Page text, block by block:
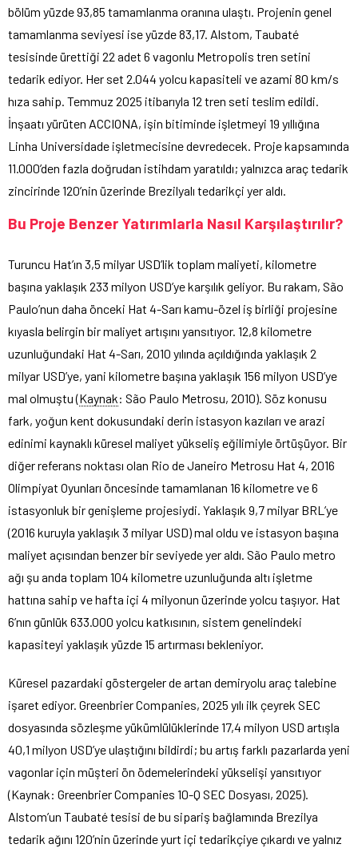
bölüm yüzde 93,85 tamamlanma oranına ulaştı. Projenin genel
tamamlanma seviyesi ise yüzde 83,17. Alstom, Taubaté
tesisinde ürettiği 22 adet 6 vagonlu Metropolis tren setini
tedarik ediyor. Her set 2.044 yolcu kapasiteli ve azami 80 km/s
hıza sahip. Temmuz 2025 itibarıyla 12 tren seti teslim edildi.
İnşaatı yürüten ACCIONA, işin bitiminde işletmeyi 19 yıllığına
Linha Universidade işletmecisine devredecek. Proje kapsamında
11.000’den fazla doğrudan istihdam yaratıldı; yalnızca araç tedarik
zincirinde 120’nin üzerinde Brezilyalı tedarikçi yer aldı.
Bu Proje Benzer Yatırımlarla Nasıl Karşılaştırılır?
Turuncu Hat’ın 3,5 milyar USD’lik toplam maliyeti, kilometre
başına yaklaşık 233 milyon USD’ye karşılık geliyor. Bu rakam, São
Paulo’nun daha önceki Hat 4-Sarı kamu-özel iş birliği projesine
kıyasla belirgin bir maliyet artışını yansıtıyor. 12,8 kilometre
uzunluğundaki Hat 4-Sarı, 2010 yılında açıldığında yaklaşık 2
milyar USD’ye, yani kilometre başına yaklaşık 156 milyon USD’ye
mal olmuştu (Kaynak: São Paulo Metrosu, 2010). Söz konusu
fark, yoğun kent dokusundaki derin istasyon kazıları ve arazi
edinimi kaynaklı küresel maliyet yükseliş eğilimiyle örtüşüyor. Bir
diğer referans noktası olan Rio de Janeiro Metrosu Hat 4, 2016
Olimpiyat Oyunları öncesinde tamamlanan 16 kilometre ve 6
istasyonluk bir genişleme projesiydi. Yaklaşık 9,7 milyar BRL’ye
(2016 kuruyla yaklaşık 3 milyar USD) mal oldu ve istasyon başına
maliyet açısından benzer bir seviyede yer aldı. São Paulo metro
ağı şu anda toplam 104 kilometre uzunluğunda altı işletme
hattına sahip ve hafta içi 4 milyonun üzerinde yolcu taşıyor. Hat
6’nın günlük 633.000 yolcu katkısının, sistem genelindeki
kapasiteyi yaklaşık yüzde 15 artırması bekleniyor.
Küresel pazardaki göstergeler de artan demiryolu araç talebine
işaret ediyor. Greenbrier Companies, 2025 yılı ilk çeyrek SEC
dosyasında sözleşme yükümlülüklerinde 17,4 milyon USD artışla
40,1 milyon USD’ye ulaştığını bildirdi; bu artış farklı pazarlarda yeni
vagonlar için müşteri ön ödemelerindeki yükselişi yansıtıyor
(Kaynak: Greenbrier Companies 10-Q SEC Dosyası, 2025).
Alstom’un Taubaté tesisi de bu sipariş bağlamında Brezilya
tedarik ağını 120’nin üzerinde yurt içi tedarikçiye çıkardı ve yalnız